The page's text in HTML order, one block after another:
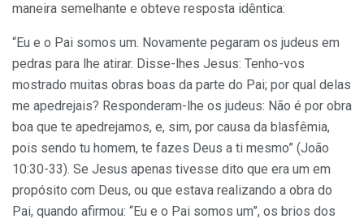
maneira semelhante e obteve resposta idêntica:
“Eu e o Pai somos um. Novamente pegaram os judeus em
pedras para lhe atirar. Disse-lhes Jesus: Tenho-vos
mostrado muitas obras boas da parte do Pai; por qual delas
me apedrejais? Responderam-lhe os judeus: Não é por obra
boa que te apedrejamos, e, sim, por causa da blasfêmia,
pois sendo tu homem, te fazes Deus a ti mesmo” (João
10:30-33). Se Jesus apenas tivesse dito que era um em
propósito com Deus, ou que estava realizando a obra do
Pai, quando afirmou: “Eu e o Pai somos um”, os brios dos